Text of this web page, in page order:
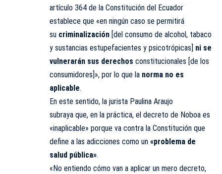
artículo 364 de la Constitución del Ecuador
establece que «en ningún caso se permitirá
su criminalización [del consumo de alcohol, tabaco
y sustancias estupefacientes y psicotrópicas] ni se
vulnerarán sus derechos constitucionales [de los
consumidores]», por lo que la norma no es
aplicable.
En este sentido, la jurista Paulina Araujo
subraya que, en la práctica, el decreto de Noboa es
«inaplicable» porque va contra la Constitución que
define a las adicciones como un «problema de
salud pública».
«No entiendo cómo van a aplicar un mero decreto,